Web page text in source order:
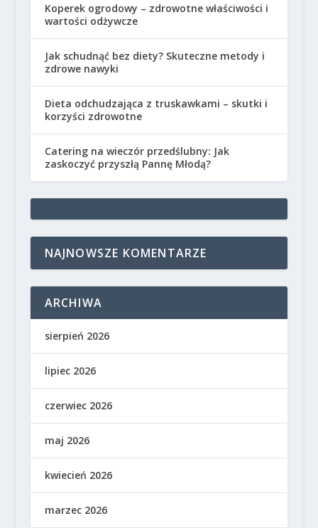
Koperek ogrodowy – zdrowotne właściwości i
wartości odżywcze
Jak schudnąć bez diety? Skuteczne metody i
zdrowe nawyki
Dieta odchudzająca z truskawkami – skutki i
korzyści zdrowotne
Catering na wieczór przedślubny: Jak
zaskoczyć przyszłą Pannę Młodą?
NAJNOWSZE KOMENTARZE
ARCHIWA
sierpień 2026
lipiec 2026
czerwiec 2026
maj 2026
kwiecień 2026
marzec 2026